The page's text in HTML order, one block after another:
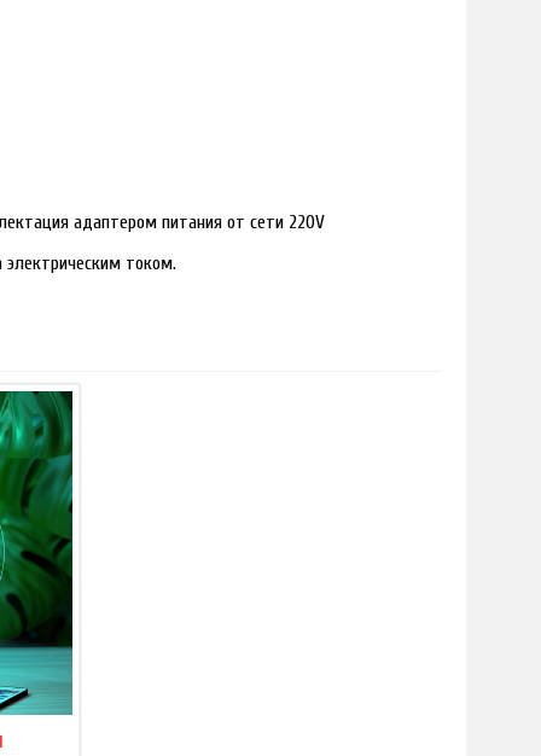
адаптером питания от сети 220V
электрическим током.